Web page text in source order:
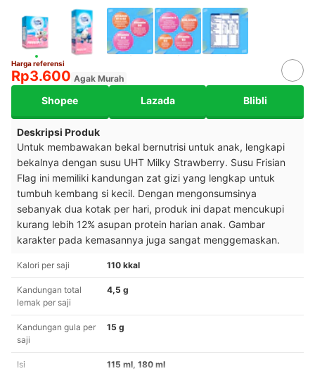
Harga referensi
Rp3.600 Agak Murah
Shopee Lazada Blibli
Deskripsi Produk
Untuk membawakan bekal bernutrisi untuk anak, lengkapi
bekalnya dengan susu UHT Milky Strawberry. Susu Frisian
Flag ini memiliki kandungan zat gizi yang lengkap untuk
tumbuh kembang si kecil. Dengan mengonsumsinya
sebanyak dua kotak per hari, produk ini dapat mencukupi
kurang lebih 12% asupan protein harian anak. Gambar
karakter pada kemasannya juga sangat menggemaskan.
Kalori per saji 110 kkal
Kandungan total
lemak per saji
4,5 g
Kandungan gula per
saji
15 g
Isi 115 ml, 180 ml